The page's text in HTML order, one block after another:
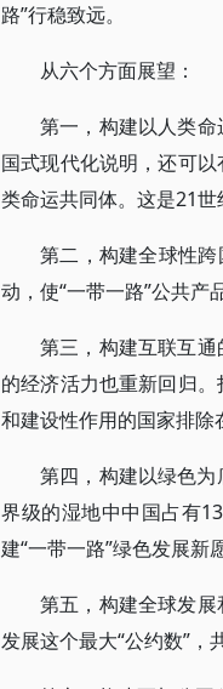
路”行稳致远。
从六个方面展望：
第一，构建以人类
国式现代化说明，还可
类命运共同体。这是21世
第二，构建全球性
动，使“一带一路”公共产
第三，构建互联互
的经济活力也重新回归
和建设性作用的国家排除
第四，构建以绿色
界级的湿地中中国占有
建“一带一路”绿色发展新
第五，构建全球发
发展这个最大“公约数”，